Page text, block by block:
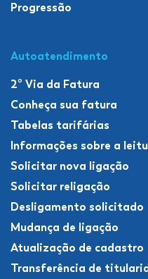
Progressão
Autoatendimento
2º Via da Fatura
Conheça sua fatura
Tabelas tarifárias
Informações sobre a
Solicitar nova ligação
Solicitar religação
Desligamento solicitado
Mudança de ligação
Atualização de cadastro
Transferência de